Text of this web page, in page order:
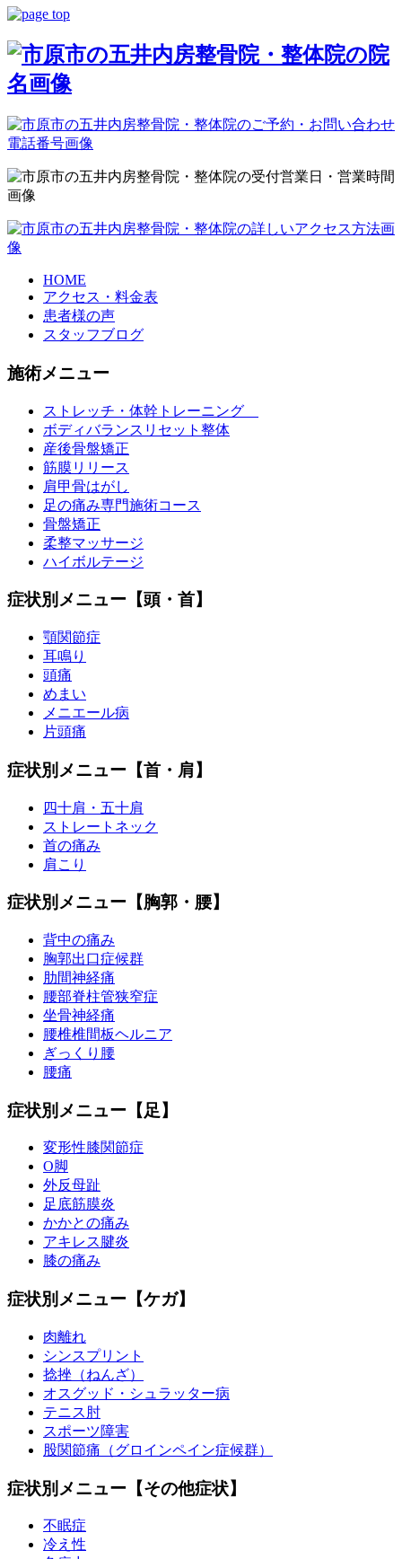
HOME
アクセス・料金表
患者様の声
スタッフブログ
施術メニュー
ストレッチ・体幹トレーニング
ボディバランスリセット整体
産後骨盤矯正
筋膜リリース
肩甲骨はがし
足の痛み専門施術コース
骨盤矯正
柔整マッサージ
ハイボルテージ
症状別メニュー【頭・首】
顎関節症
耳鳴り
頭痛
めまい
メニエール病
片頭痛
症状別メニュー【首・肩】
四十肩・五十肩
ストレートネック
首の痛み
肩こり
症状別メニュー【胸郭・腰】
背中の痛み
胸郭出口症候群
肋間神経痛
腰部脊柱管狭窄症
坐骨神経痛
腰椎椎間板ヘルニア
ぎっくり腰
腰痛
症状別メニュー【足】
変形性膝関節症
O脚
外反母趾
足底筋膜炎
かかとの痛み
アキレス腱炎
膝の痛み
症状別メニュー【ケガ】
肉離れ
シンスプリント
捻挫（ねんざ）
オスグッド・シュラッター病
テニス肘
スポーツ障害
股関節痛（グロインペイン症候群）
症状別メニュー【その他症状】
不眠症
冷え性